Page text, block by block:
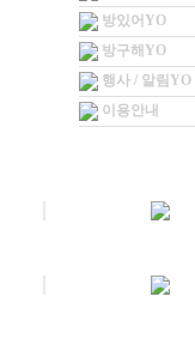
방있어YO
방구해YO
행사 / 알림YO
이용안내